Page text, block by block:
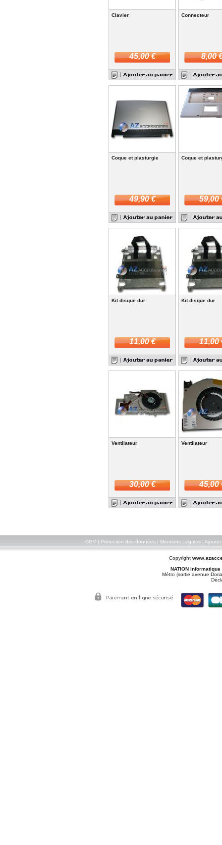
Clavier
45,00 €
Connecteur
8,00
Coque et plasturgie
49,90 €
Coque et
59,00
Kit disque dur
11,00 €
Kit disque dur
11,00
Ventilateur
30,00 €
Ventilateur
45,00
CGV| Protection des données| Mentions Légales| Ajouter
Copyright
NATION informatique
Métro (sortie avenue